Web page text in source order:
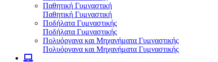
Παθητική Γυμναστική
Παθητική Γυμναστική
Ποδήλατα Γυμναστικής
Ποδήλατα Γυμναστικής
Πολυόργανα και Μηχανήματα Γυμναστικής
Πολυόργανα και Μηχανήματα Γυμναστικής